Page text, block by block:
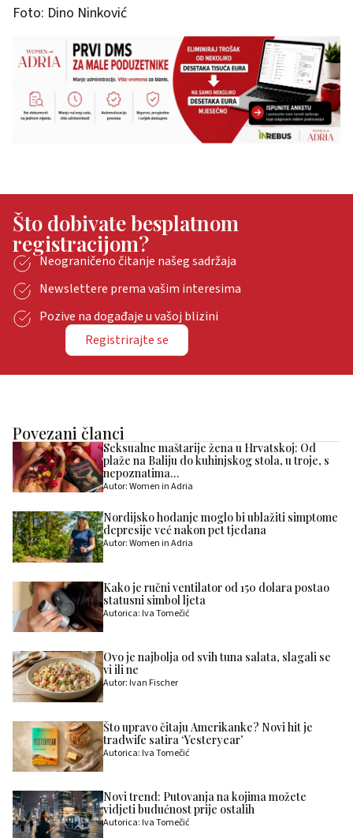
Foto: Dino Ninković
Što dobivate besplatnom
registracijom?
Neograničeno čitanje našeg sadržaja
Newslettere prema vašim interesima
Pozive na događaje u vašoj blizini
Registrirajte se
Povezani članci
Seksualne maštarije žena u Hrvatskoj: Od
plaže na Baliju do kuhinjskog stola, u troje, s
nepoznatima…
Autor: Women in Adria
Nordijsko hodanje moglo bi ublažiti simptome
depresije već nakon pet tjedana
Autor: Women in Adria
Kako je ručni ventilator od 150 dolara postao
statusni simbol ljeta
Autorica: Iva Tomečić
Ovo je najbolja od svih tuna salata, slagali se
vi ili ne
Autor: Ivan Fischer
Što upravo čitaju Amerikanke? Novi hit je
tradwife satira ‘Yesteryear’
Autorica: Iva Tomečić
Novi trend: Putovanja na kojima možete
vidjeti budućnost prije ostalih
Autorica: Iva Tomečić